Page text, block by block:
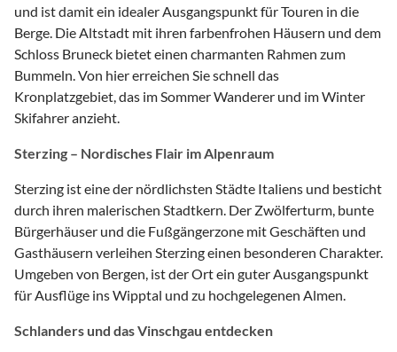
und ist damit ein idealer Ausgangspunkt für Touren in die
Berge. Die Altstadt mit ihren farbenfrohen Häusern und dem
Schloss Bruneck bietet einen charmanten Rahmen zum
Bummeln. Von hier erreichen Sie schnell das
Kronplatzgebiet, das im Sommer Wanderer und im Winter
Skifahrer anzieht.
Sterzing – Nordisches Flair im Alpenraum
Sterzing ist eine der nördlichsten Städte Italiens und besticht
durch ihren malerischen Stadtkern. Der Zwölferturm, bunte
Bürgerhäuser und die Fußgängerzone mit Geschäften und
Gasthäusern verleihen Sterzing einen besonderen Charakter.
Umgeben von Bergen, ist der Ort ein guter Ausgangspunkt
für Ausflüge ins Wipptal und zu hochgelegenen Almen.
Schlanders und das Vinschgau entdecken